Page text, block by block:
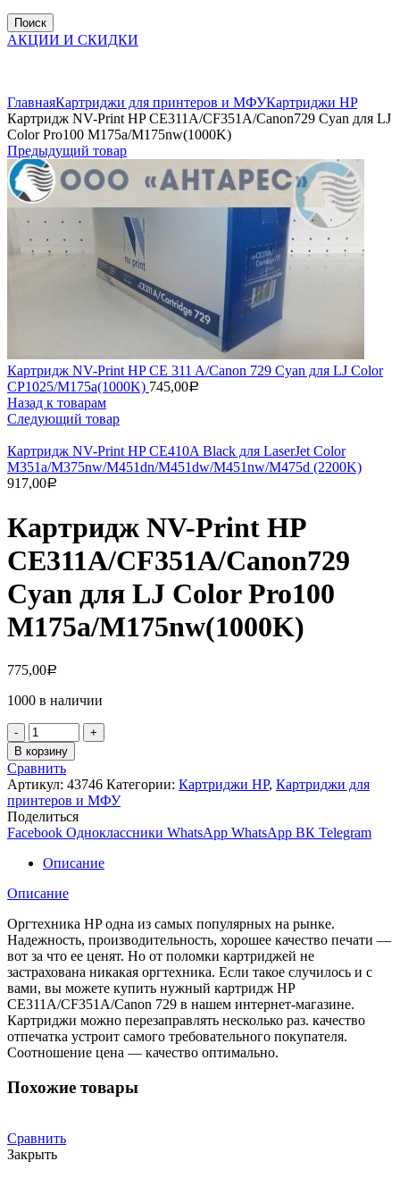
Поиск
АКЦИИ И СКИДКИ
ГлавнаяКартриджи для принтеров и МФУКартриджи HP
Картридж NV-Print HP CE311A/CF351A/Canon729 Cyan для LJ
Color Pro100 M175a/M175nw(1000K)
Предыдущий товар
Картридж NV-Print HP CE 311 A/Canon 729 Cyan для LJ Color
CP1025/M175a(1000K) 745,00Р
Назад к товарам
Следующий товар
Картридж NV-Print HP CE410A Black для LaserJet Color
M351a/M375nw/M451dn/M451dw/M451nw/M475d (2200K)
917,00Р
Картридж NV-Print HP
CE311A/CF351A/Canon729
Cyan для LJ Color Pro100
M175a/M175nw(1000K)
775,00Р
1000 в наличии
Количество
товара
Картридж
NV-
Print
HP
CE311A/CF351A/Canon729
Cyan
для
Color
M175a/M175nw(1000K)
В корзину
Сравнить
Артикул: 43746 Категории: Картриджи HP, Картриджи для
принтеров и МФУ
Поделиться
Facebook Одноклассники WhatsApp WhatsApp ВК Telegram
Описание
Описание
Оргтехника HP одна из самых популярных на рынке.
Надежность, производительность, хорошее качество печати —
вот за что ее ценят. Но от поломки картриджей не
застрахована никакая оргтехника. Если такое случилось и с
вами, вы можете купить нужный картридж HP
CE311A/CF351A/Canon 729 в нашем интернет-магазине.
Картриджи можно перезаправлять несколько раз. качество
отпечатка устроит самого требовательного покупателя.
Соотношение цена — качество оптимально.
Похожие товары
Сравнить
Закрыть